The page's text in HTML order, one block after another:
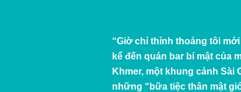
“Giờ chỉ thỉnh thoảng tôi
kể đến quán bar bí mật của
Khmer, một khung cảnh
những “bữa tiệc thân mật